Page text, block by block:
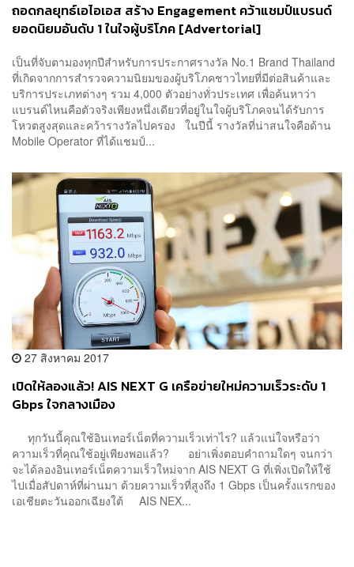
ถอดกลยุทธ์เอไอเอส สร้าง Engagement คว้าแชมป์แบรนด์
ยอดนิยมอันดับ 1 ในใจผู้บริโภค [Advertorial]
เป็นที่จับตามองทุกปีสำหรับการประกาศรางวัล No.1 Brand Thailand
ที่เกิดจากการสำรวจความนิยมของผู้บริโภคชาวไทยที่มีต่อสินค้าและ
บริการประเภทต่างๆ รวม 4,000 ตัวอย่างทั่วประเทศ เพื่อค้นหาว่า
แบรนด์ไหนคือตัวจริงเพียงหนึ่งเดียวที่อยู่ในใจผู้บริโภคจนได้รับการ
โหวตสูงสุดและคว้ารางวัลไปครอง ในปีนี้ รางวัลที่น่าสนใจคือด้าน
Mobile Operator ที่ได้แชมป์...
27 สิงหาคม 2017
เปิดให้ลองแล้ว! AIS NEXT G เครือข่ายใหม่ความเร็วระดับ 1
Gbps ใจกลางเมือง
ทุกวันนี้คุณใช้อินเทอร์เน็ตที่ความเร็วเท่าไร? แล้วแน่ใจหรือว่า
ความเร็วที่คุณใช้อยู่เพียงพอแล้ว? อย่าเพิ่งตอบคำถามใดๆ จนกว่า
จะได้ลองอินเทอร์เน็ตความเร็วใหม่จาก AIS NEXT G ที่เพิ่งเปิดให้ใช้
ไปเมื่อสัปดาห์ที่ผ่านมา ด้วยความเร็วที่สูงถึง 1 Gbps เป็นครั้งแรกของ
เอเชียตะวันออกเฉียงใต้ AIS NEX...